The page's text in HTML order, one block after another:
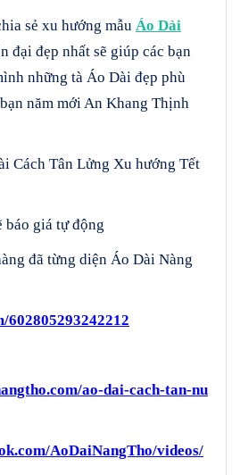
sẻ xu hướng mẫu Áo Dài
đại đẹp nhất sẽ giúp các bạn
những tà Áo Dài đẹp phù
năm mới An Khang Thịnh
Cách Tân Lửng Xu hướng Tết
báo giá tự động
đã từng diện Áo Dài Nàng
ao-dai-cach-tan-nu
AoDaiNangTho/videos/